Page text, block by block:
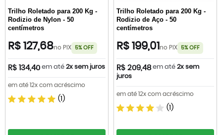
Trilho Roletado para 200 Kg -
Rodizio de Nylon - 50
centímetros
R$ 127,68no PIX 5% OFF
R$ 134,40 em até 2x sem juros
em até 12x com acréscimo
(1)
Trilho Roletado para 200 Kg -
Rodizio de Aço - 50
centímetros
R$ 199,01 no PIX 5% OFF
R$ 209,48 em até 2x sem
juros
em até 12x com acréscimo
(1)